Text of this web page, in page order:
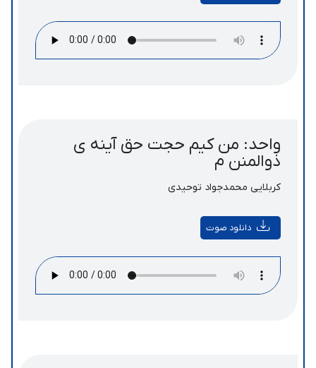
واحد: من کیم حجت حق آینه‏ ى
ذوالمنن م
کربلایی محمدجواد توحیدی
دانلود صوت